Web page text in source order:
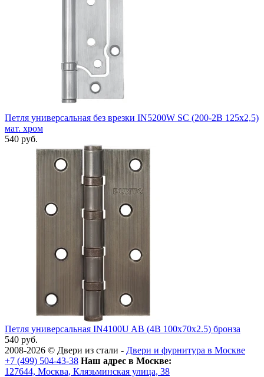
Петля универсальная без врезки IN5200W SC (200-2B 125x2,5)
мат. хром
540 руб.
Петля универсальная IN4100U AB (4B 100х70х2.5) бронза
540 руб.
2008-2026 © Двери из стали - Двери и фурнитура в Москве
+7 (499) 504-43-38 Наш адрес в Москве:
127644, Москва, Клязьминская улица, 38